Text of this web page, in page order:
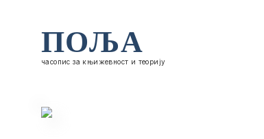
ПОЉА
часопис за књижевност и теорију